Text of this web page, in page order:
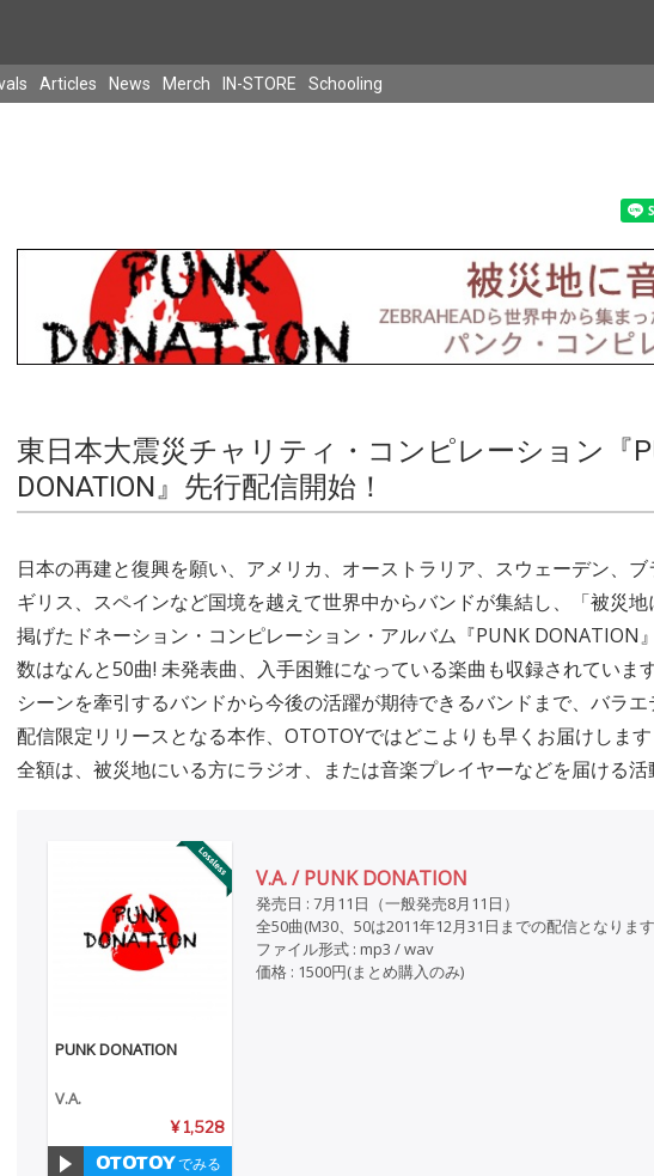
Articles News Merch IN-STORE Schooling
東日本大震災チャリティ・コンピレーション『
DONATION』先行配信開始！
日本の再建と復興を願い、アメリカ、オーストラリア、スウェーデン、
ギリス、スペインなど国境を越えて世界中からバンドが集結し、「被災
掲げたドネーション・コンピレーション・アルバム『PUNK DONATION
数はなんと50曲! 未発表曲、入手困難になっている楽曲も収録されていま
シーンを牽引するバンドから今後の活躍が期待できるバンドまで、バラエ
配信限定リリースとなる本作、OTOTOYではどこよりも早くお届けしま
全額は、被災地にいる方にラジオ、または音楽プレイヤーなどを届ける活
PUNK DONATION
V.A.
¥ 1,528
でみる
V.A. / PUNK DONATION
発売日 : 7月11日（一般発売8月11日）
全50曲(M30、50は2011年12月31日までの配信となりま
ファイル形式 : mp3 / wav
価格 : 1500円(まとめ購入のみ)